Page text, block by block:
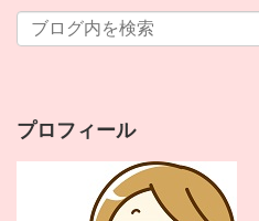
プロフィール